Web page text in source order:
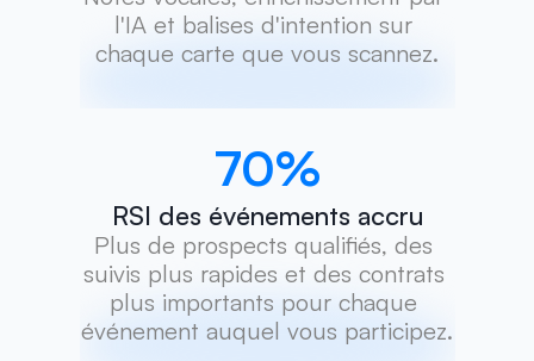
l'IA et balises d'intention sur
chaque carte que vous scannez.
70%
RSI des événements accru
Plus de prospects qualifiés, des
suivis plus rapides et des contrats
plus importants pour chaque
événement auquel vous participez.